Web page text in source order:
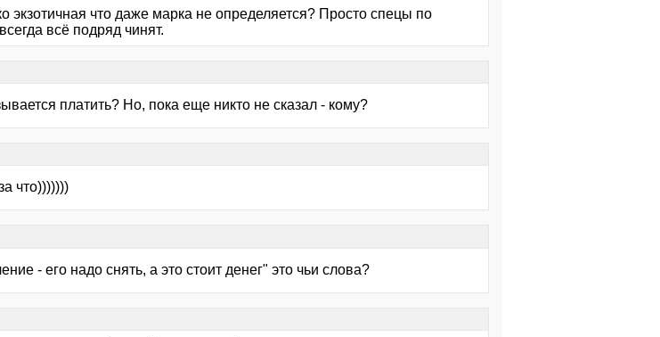
экзотичная что даже марка не определяется? Просто спецы по
всё подряд чинят.
платить? Но, пока еще никто не сказал - кому?
что)))))))
- его надо снять, а это стоит денег" это чьи слова?